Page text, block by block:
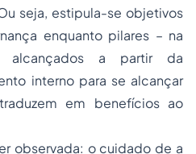
seja, estipula-se objetivos
enquanto pilares – na
alcançados a partir da
interno para se alcançar
em benefícios ao
observada: o cuidado de a